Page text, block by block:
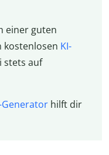
einer guten
kostenlosen KI-
stets auf
hilft dir